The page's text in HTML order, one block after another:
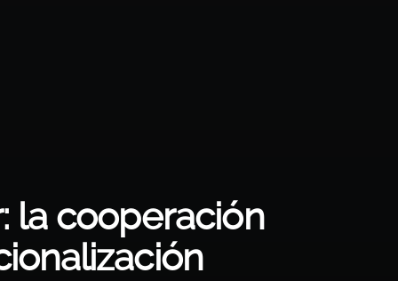
la cooperación